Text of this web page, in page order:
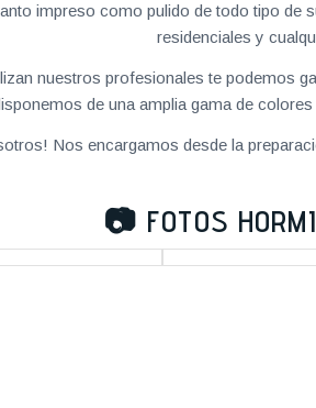
impreso como pulido de todo tipo
residenciales y
nuestros profesionales te podemos
de una amplia gama de
Nos encargamos desde la
📷 FOTOS